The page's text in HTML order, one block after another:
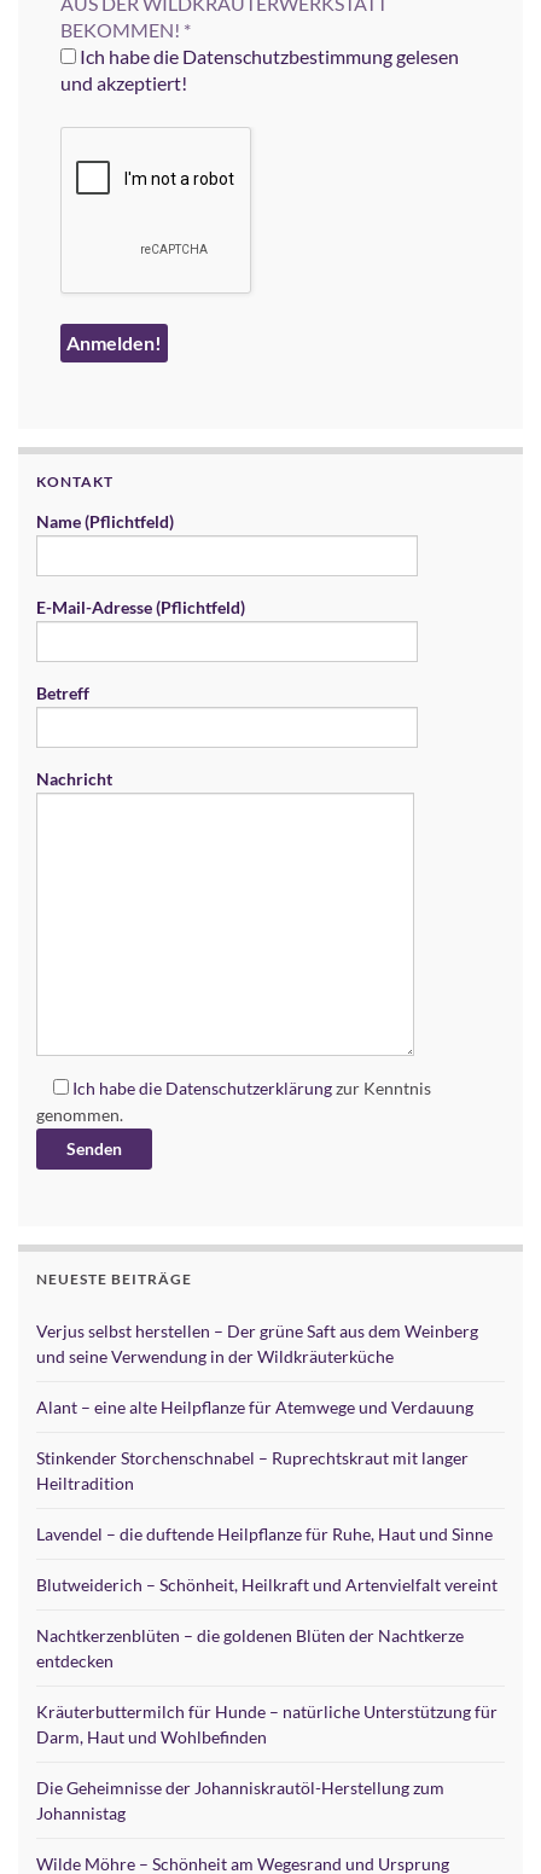
BEKOMMEN! *
Ich habe die Datenschutzbestimmung gelesen
und akzeptiert!
KONTAKT
Name (Pflichtfeld)
E-Mail-Adresse (Pflichtfeld)
Betreff
Nachricht
Ich habe die Datenschutzerklärungzur Kenntnis
genommen.
NEUESTE BEITRÄGE
Verjus selbst herstellen – Der grüne Saft aus dem Weinberg
und seine Verwendung in der Wildkräuterküche
Alant – eine alte Heilpflanze für Atemwege und Verdauung
Stinkender Storchenschnabel – Ruprechtskraut mit langer
Heiltradition
Lavendel – die duftende Heilpflanze für Ruhe, Haut und Sinne
Blutweiderich – Schönheit, Heilkraft und Artenvielfalt vereint
Nachtkerzenblüten – die goldenen Blüten der Nachtkerze
entdecken
Kräuterbuttermilch für Hunde – natürliche Unterstützung für
Darm, Haut und Wohlbefinden
Die Geheimnisse der Johanniskrautöl-Herstellung zum
Johannistag
Wilde Möhre – Schönheit am Wegesrand und Ursprung